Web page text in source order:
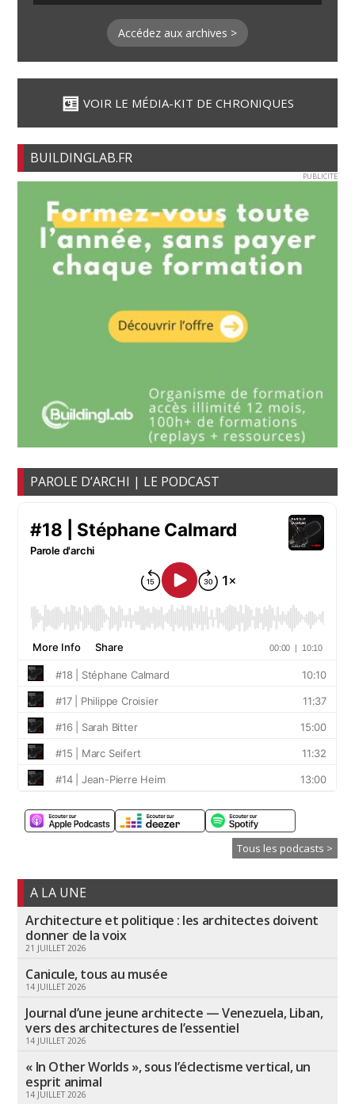
Accédez aux archives >
VOIR LE MÉDIA-KIT DE CHRONIQUES
BUILDINGLAB.FR
PUBLICITE
PAROLE D’ARCHI | LE PODCAST
Tous les podcasts >
A LA UNE
Architecture et politique : les architectes doivent
donner de la voix
21 JUILLET 2026
Canicule, tous au musée
14 JUILLET 2026
Journal d’une jeune architecte — Venezuela, Liban,
vers des architectures de l’essentiel
14 JUILLET 2026
« In Other Worlds », sous l’éclectisme vertical, un
esprit animal
14 JUILLET 2026